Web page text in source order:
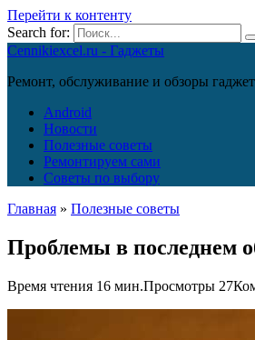
Перейти к контенту
Search for:
Cennikiexcel.ru - Гаджеты
Ремонт, обслуживание и обзоры
Android
Новости
Полезные советы
Ремонтируем сами
Советы по выбору
Главная » Полезные советы
Проблемы в последнем
Время чтения 16 мин.Просмотры 27